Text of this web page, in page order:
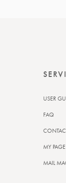
USER
FAQ
MY PAGE
MAIL